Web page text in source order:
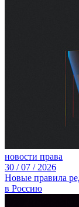
новости права
30 /07 / 2026
Новые правила
в Россию